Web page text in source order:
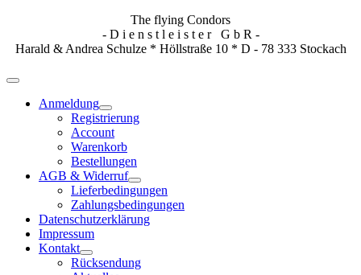
The flying Condors
- D i e n s t l e i s t e r G b R -
Harald & Andrea Schulze * Höllstraße 10 * D - 78 333 Stockach
Anmeldung
Registrierung
Account
Warenkorb
Bestellungen
AGB & Widerruf
Lieferbedingungen
Zahlungsbedingungen
Datenschutzerklärung
Impressum
Kontakt
Rücksendung